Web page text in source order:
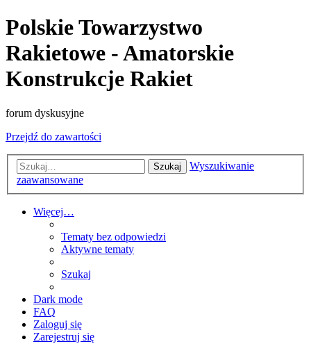
Polskie Towarzystwo
Rakietowe - Amatorskie
Konstrukcje Rakiet
forum dyskusyjne
Przejdź do zawartości
Szukaj
Wyszukiwanie
zaawansowane
Więcej…
Tematy bez odpowiedzi
Aktywne tematy
Szukaj
Dark mode
FAQ
Zaloguj się
Zarejestruj się